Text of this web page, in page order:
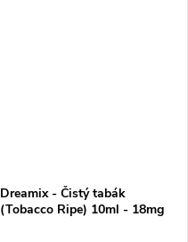
Dreamix - Čistý tabák
(Tobacco Ripe) 10ml - 18mg